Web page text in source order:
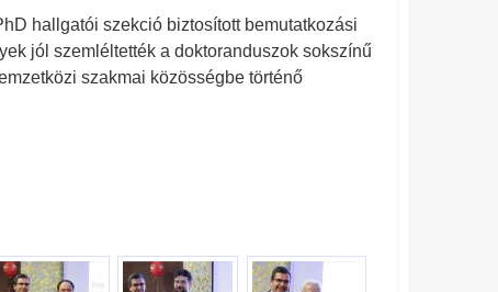
hallgatói szekció biztosított bemutatkozási
jól szemléltették a doktoranduszok sokszínű
szakmai közösségbe történő